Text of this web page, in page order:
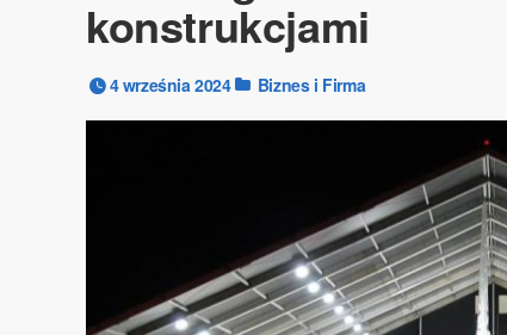
konstrukcjami
4 września 2024 Biznes i Firma